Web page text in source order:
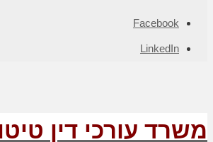
Facebook
LinkedIn
משרד עורכי דין